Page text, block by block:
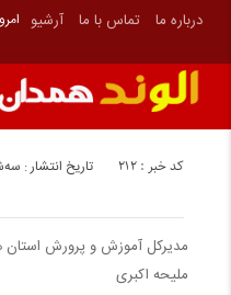
درباره ما تماس با ما آرشیو امروز
تاریخ انتشار : سه‌شنبه 19 اکتبر کد خبر : 212
مدیرکل آموزش و پرورش استان
ملیحه اکبری